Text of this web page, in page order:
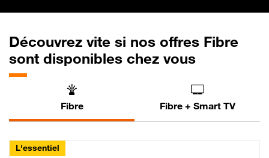
Découvrez vite si nos offres Fibre
sont disponibles chez vous
Fibre Fibre + Smart TV
L'essentiel